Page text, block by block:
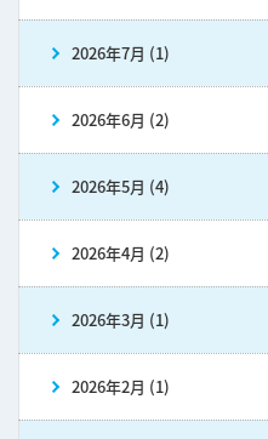
2026年7月 (1)
2026年6月 (2)
2026年5月 (4)
2026年4月 (2)
2026年3月 (1)
2026年2月 (1)